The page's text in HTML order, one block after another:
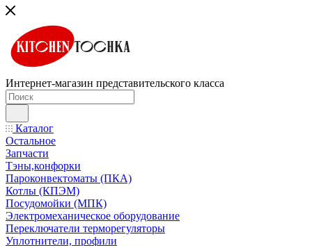
Интернет-магазин представительского класса
Каталог
Остальное
Запчасти
Тэны,конфорки
Пароконвектоматы (ПКА)
Котлы (КПЭМ)
Посудомойки (МПК)
Электромеханическое оборудование
Переключатели терморегуляторы
Уплотнители, профили